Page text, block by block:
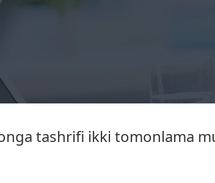
tashrifi ikki tomonlama